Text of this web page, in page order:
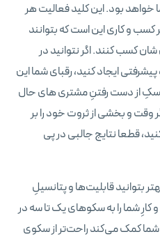
خواهد بود. این کلید فعالیت هر
و کاری این است که بتوانند
شان کسب کنند. اگر نتوانید در
ایجاد کنید، رقبای شما این
ریسکِ از دست رفتنِ مشتری‌ های حال
وقت و بخشی از ثروت خود را بر
قطعا نتایج جالبی در پی
بتوانید قابلیت‌ها و پتانسیلِ
کارِ شما را به سکوهای یک تا سه در
شما کمک می‌کند راحت‌تر از سکوی